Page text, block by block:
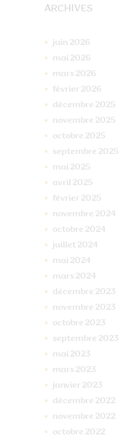
ARCHIVES
juin 2026
mai 2026
mars 2026
février 2026
décembre 2025
novembre 2025
octobre 2025
septembre 2025
mai 2025
avril 2025
février 2025
novembre 2024
octobre 2024
juillet 2024
mai 2024
mars 2024
décembre 2023
novembre 2023
octobre 2023
septembre 2023
mai 2023
mars 2023
janvier 2023
décembre 2022
novembre 2022
octobre 2022